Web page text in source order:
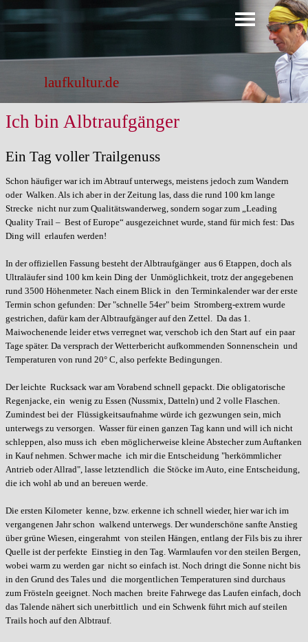
Direkt zum Seiteninhalt Menü überspringen
laufkultur.de
Ich bin Albtraufgänger
Ein Tag voller Trailgenuss
Schon häufiger war ich im Abtrauf unterwegs, meistens jedoch zum Wandern
oder Walken. Als ich aber in der Zeitung las, dass die rund 100 km lange
Strecke nicht nur zum Qualitätswanderweg, sondern sogar zum „Leading
Quality Trail – Best of Europe“ ausgezeichnet wurde, stand für mich fest: Das
Ding will erlaufen werden!
In der offiziellen Fassung besteht der Albtraufgänger aus 6 Etappen, doch als
Ultraläufer sind 100 km kein Ding der Unmöglichkeit, trotz der angegebenen
rund 3500 Höhenmeter. Nach einem Blick in den Terminkalender war der erste
Termin schon gefunden: Der "schnelle 54er" beim Stromberg-extrem wurde
gestrichen, dafür kam der Albtraufgänger auf den Zettel. Da das 1.
Maiwochenende leider etws verregnet war, verschob ich den Start auf ein paar
Tage später. Da versprach der Wetterbericht aufkommenden Sonnenschein und
Temperaturen von rund 20° C, also perfekte Bedingungen.
Der leichte Rucksack war am Vorabend schnell gepackt. Die obligatorische
Regenjacke, ein wenig zu Essen (Nussmix, Datteln) und 2 volle Flaschen.
Zumindest bei der Flüssigkeitsaufnahme würde ich gezwungen sein, mich
unterwegs zu versorgen. Wasser für einen ganzen Tag kann und will ich nicht
schleppen, also muss ich eben möglicherweise kleine Abstecher zum Auftanken
in Kauf nehmen. Schwer mache ich mir die Entscheidung "herkömmlicher
Antrieb oder Allrad", lasse letztendlich die Stöcke im Auto, eine Entscheidung,
die ich wohl ab und an bereuen werde.
Die ersten Kilometer kenne, bzw. erkenne ich schnell wieder, hier war ich im
vergangenen Jahr schon walkend unterwegs. Der wunderschöne sanfte Anstieg
über grüne Wiesen, eingerahmt von steilen Hängen, entlang der Fils bis zu ihrer
Quelle ist der perfekte Einstieg in den Tag. Warmlaufen vor den steilen Bergen,
wobei warm zu werden gar nicht so einfach ist. Noch dringt die Sonne nicht bis
in den Grund des Tales und die morgentlichen Temperaturen sind durchaus
zum Frösteln geeignet. Noch machen breite Fahrwege das Laufen einfach, doch
das Talende nähert sich unerbittlich und ein Schwenk führt mich auf steilen
Trails hoch auf den Albtrauf.